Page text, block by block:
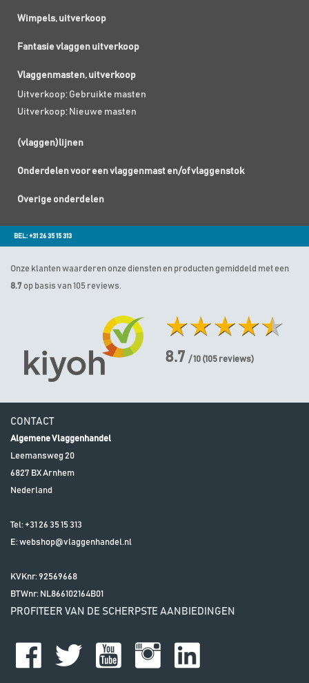
Wimpels, uitverkoop
Fantasie vlaggen uitverkoop
Vlaggenmasten, uitverkoop
Uitverkoop; Gebruikte masten
Uitverkoop; Nieuwe masten
(vlaggen)lijnen
Onderdelen voor een vlaggenmast en/of vlaggenstok
Overige onderdelen
BEL: +31 26 35 15 313
Onze klanten waarderen onze diensten en producten gemiddeld met een
8.7 op basis van 105 reviews.
8.7 / 10 (105 reviews)
CONTACT
Algemene Vlaggenhandel
Leemansweg 20
6827 BXArnhem
Nederland
Tel: +31 26 35 15 313
E:webshop@vlaggenhandel.nl
KVKnr: 92569668
BTWnr: NL866102164B01
PROFITEER VAN DE SCHERPSTE AANBIEDINGEN